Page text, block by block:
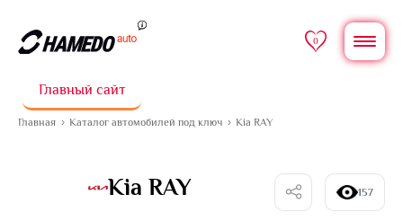
0
Главный сайт
Главная Каталог автомобилей под ключ Kia RAY
Kia RAY 157